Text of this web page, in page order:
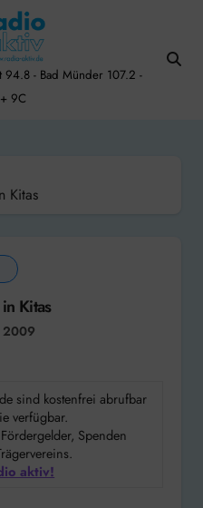
94.8 - Bad Münder 107.2 -
9C
Kitas
Kitas
2009
sind kostenfrei abrufbar
verfügbar.
Spenden
aktiv!